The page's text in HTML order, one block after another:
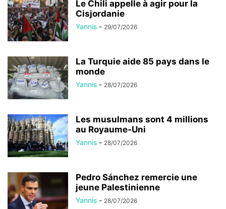
Le Chili appelle à agir pour la
Cisjordanie
Yannis - 29/07/2026
La Turquie aide 85 pays dans le
monde
Yannis - 28/07/2026
Les musulmans sont 4 millions
au Royaume-Uni
Yannis - 28/07/2026
Pedro Sánchez remercie une
jeune Palestinienne
Yannis - 28/07/2026